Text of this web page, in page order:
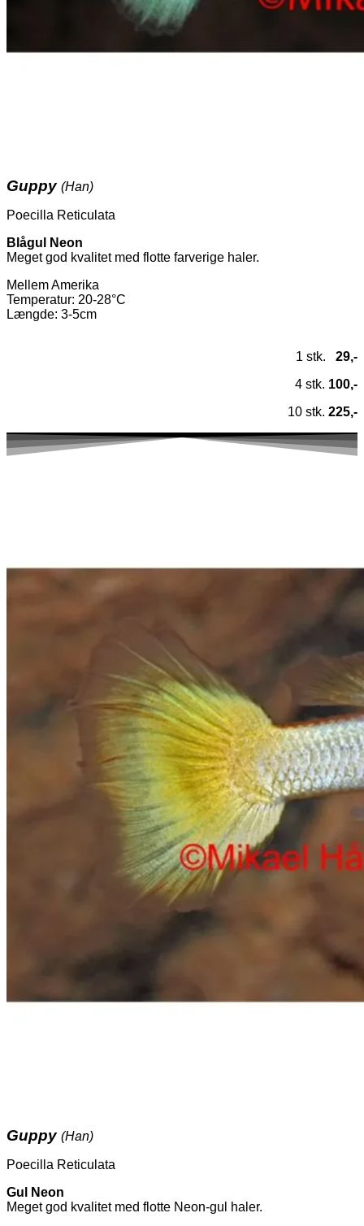
Guppy (Han)
Poecilla Reticulata
Blågul Neon
Meget god kvalitet med flotte farverige haler.
Mellem Amerika
Temperatur: 20-28°C
Længde: 3-5cm
1 stk.
29,-
4 stk. 100,-
10 stk. 225,-
Guppy (Han)
Poecilla Reticulata
Gul Neon
Meget god kvalitet med flotte Neon-gul haler.